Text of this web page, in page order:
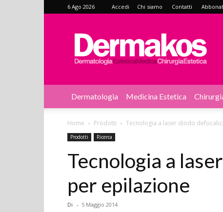
6 Ago 2026 Accedi Chi siamo Contatti
Dermakos
Dermatologia Medicina Estetica
Home Prodotti Tecnologia a laser diodo
Prodotti Ricerca
Tecnologia a
per epilazione
Di - 5 Maggio 2014